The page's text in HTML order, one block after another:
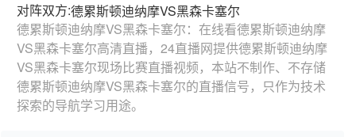
对阵双方:德累斯顿迪纳摩VS黑森卡塞尔
德累斯顿迪纳摩VS黑森卡塞尔：在线看德累斯顿迪纳摩
VS黑森卡塞尔高清直播，24直播网提供德累斯顿迪纳摩
VS黑森卡塞尔现场比赛直播视频，本站不制作、不存储
德累斯顿迪纳摩VS黑森卡塞尔的直播信号，只作为技术
探索的导航学习用途。